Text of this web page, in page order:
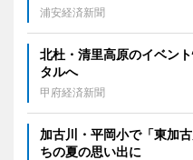
浦安経済新聞
北杜・清里高原のイベン
タルへ
甲府経済新聞
加古川・平岡小で「東加
ちの夏の思い出に